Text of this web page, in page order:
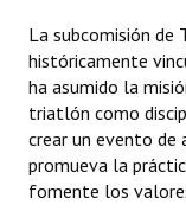
Antiguos
Reconocimientos -
Bariloche,
Entrega de
La subcomisión de
históricamente
ha asumido la
triatlón como
crear un evento de
promueva la
fomente los